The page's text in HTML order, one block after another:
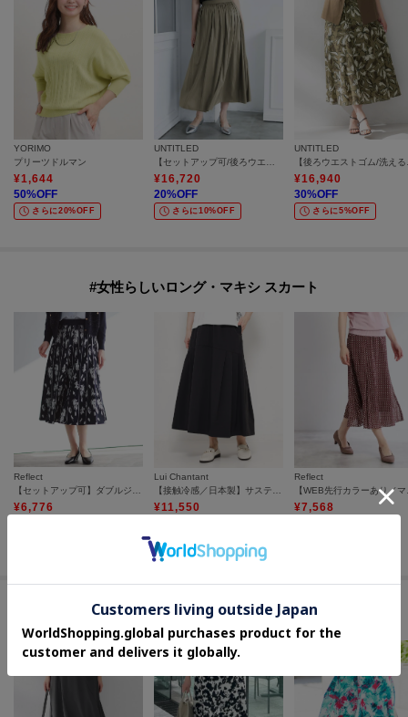
YORIMO
プリーツドルマン
¥1,644
50%OFF
さらに20%OFF
UNTITLED
【セットアップ可/後ろウエストゴム/光沢感】ローンフレアスカート
¥16,720
20%OFF
さらに10%OFF
UNTITLED
【後
¥16,940
30%OFF
さらに5%OFF
#女性らしいロング・マキシ スカート
Reflect
¥6,776
Lui Chantant
¥11,550
Reflect
¥7,568
#イージーなウエストゴム スカート